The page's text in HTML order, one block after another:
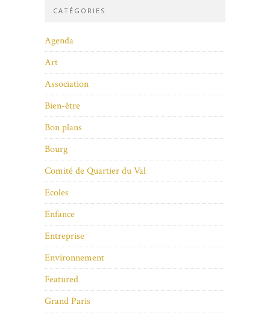
CATÉGORIES
Agenda
Art
Association
Bien-être
Bon plans
Bourg
Comité de Quartier du Val
Ecoles
Enfance
Entreprise
Environnement
Featured
Grand Paris